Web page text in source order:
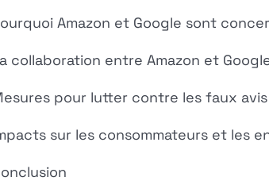
Amazon et Google sont
collaboration entre Amazon et
pour lutter contre les faux avis
sur les consommateurs et les